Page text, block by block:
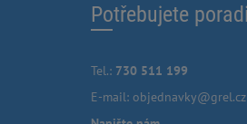
Potřebujete
Tel.: 730 511 199
E-mail: objednavky@grel.cz